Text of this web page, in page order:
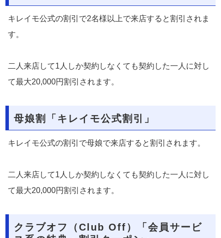
キレイモ公式の割引で2名様以上で来店すると割引されま
す。
二人来店して1人しか契約しなくても契約した一人に対し
て最大20,000円割引されます。
母娘割「キレイモ公式割引」
キレイモ公式の割引で母娘で来店すると割引されます。
二人来店して1人しか契約しなくても契約した一人に対し
て最大20,000円割引されます。
クラブオフ（Club Off）「会員サービ